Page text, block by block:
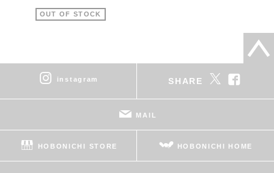
OUT OF STOCK
instagram SHARE
MAIL
HOBONICHI STORE HOBONICHI HOME